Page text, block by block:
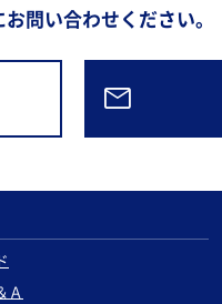
問い合わせください。
Ａ